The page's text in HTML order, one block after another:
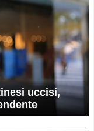
uccisi,